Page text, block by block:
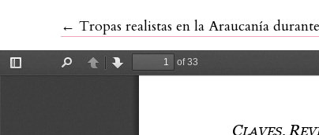
←Volver a los detalles del artículo
Tropas realistas en la Araucanía